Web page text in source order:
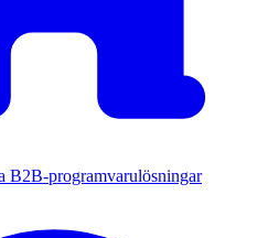
B2B-programvarulösningar